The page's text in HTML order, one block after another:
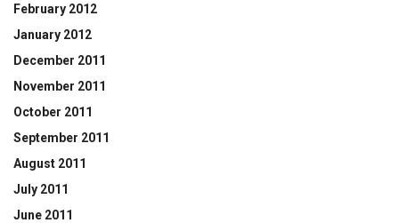
February 2012
January 2012
December 2011
November 2011
October 2011
September 2011
August 2011
July 2011
June 2011